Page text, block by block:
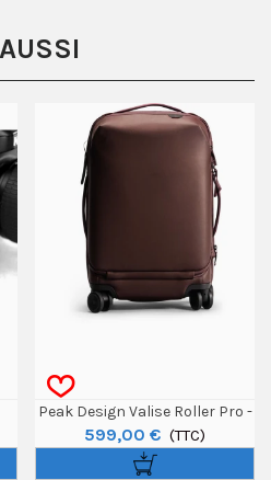
Peak Design Valise Roller Pro -
Prune
599,00 € (TTC)